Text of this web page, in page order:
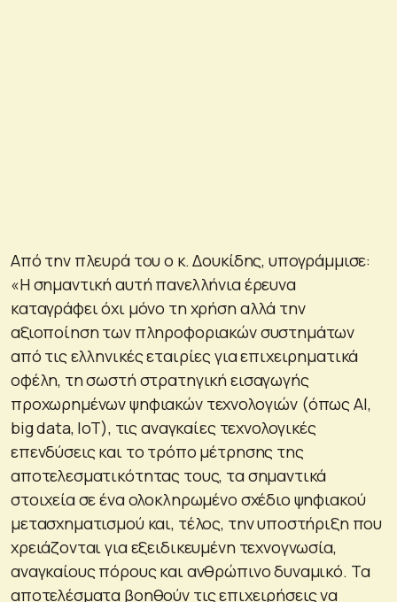
Από την πλευρά του ο κ. Δουκίδης, υπογράμμισε:
«Η σημαντική αυτή πανελλήνια έρευνα
καταγράφει όχι μόνο τη χρήση αλλά την
αξιοποίηση των πληροφοριακών συστημάτων
από τις ελληνικές εταιρίες για επιχειρηματικά
οφέλη, τη σωστή στρατηγική εισαγωγής
προχωρημένων ψηφιακών τεχνολογιών (όπως AI,
big data, IoT), τις αναγκαίες τεχνολογικές
επενδύσεις και το τρόπο μέτρησης της
αποτελεσματικότητας τους, τα σημαντικά
στοιχεία σε ένα ολοκληρωμένο σχέδιο ψηφιακού
μετασχηματισμού και, τέλος, την υποστήριξη που
χρειάζονται για εξειδικευμένη τεχνογνωσία,
αναγκαίους πόρους και ανθρώπινο δυναμικό. Τα
αποτελέσματα βοηθούν τις επιχειρήσεις να